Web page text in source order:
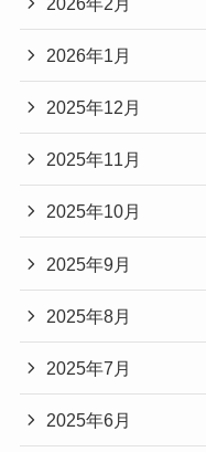
2026年1月
2025年12月
2025年11月
2025年10月
2025年9月
2025年8月
2025年7月
2025年6月